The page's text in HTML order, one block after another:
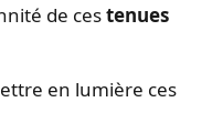
de cestenues
en lumière ces